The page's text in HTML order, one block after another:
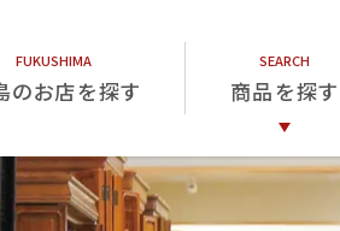
のお店を探す 商品を探す
仏壇